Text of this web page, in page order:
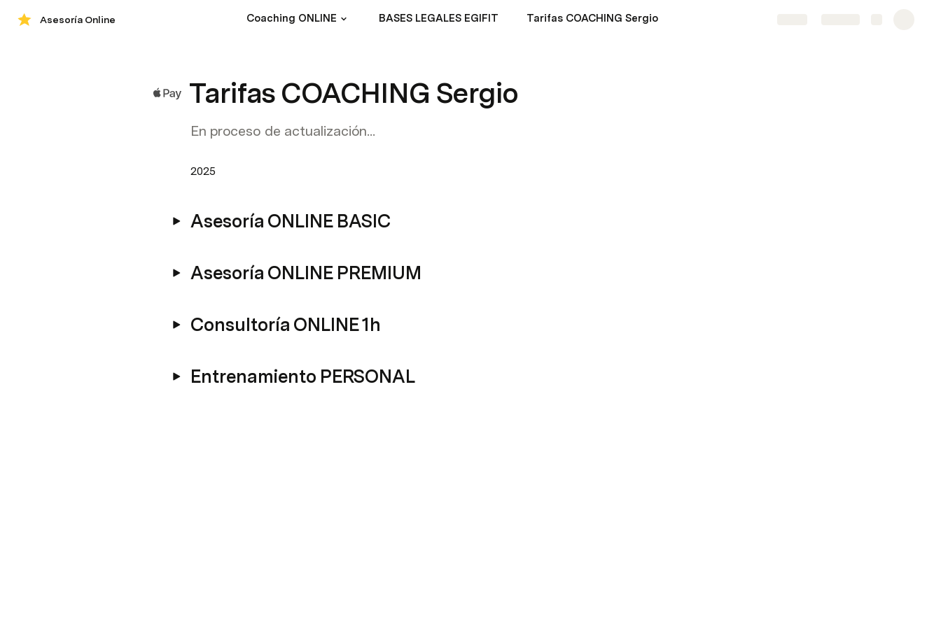
Asesoría Online Coaching ONLINE BASES LEGALES EGIFIT Tarifas COACHING Sergio
Tarifas COACHING Sergio
En proceso de actualización...
2025
Asesoría ONLINE BASIC
Asesoría ONLINE PREMIUM
Consultoría ONLINE 1h
Entrenamiento PERSONAL